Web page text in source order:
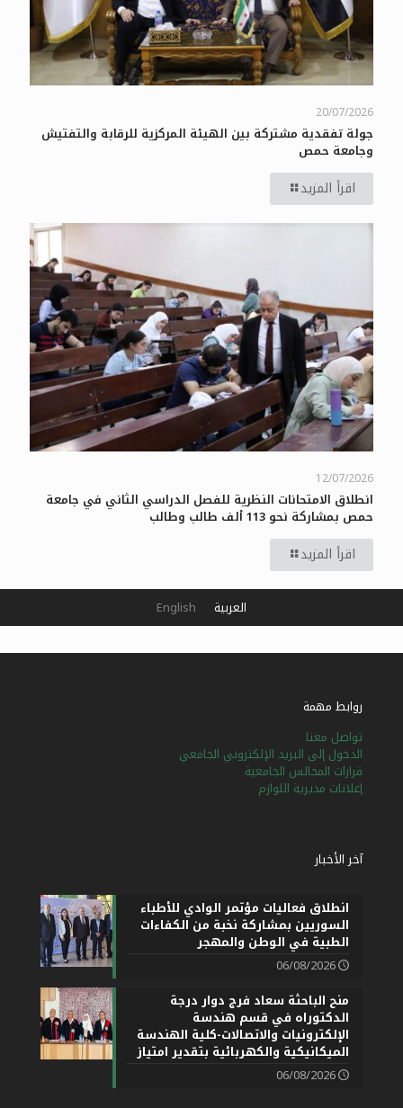
20/07/2026
جولة تفقدية مشتركة بين الهيئة المركزية للرقابة والتفتيش
وجامعة حمص
اقرأ المزيد
12/07/2026
انطلاق الامتحانات النظرية للفصل الدراسي الثاني في جامعة
حمص بمشاركة نحو 113 ألف طالب وطالب
اقرأ المزيد
روابط مهمة
تواصل معنا
الدخول إلى البريد الإلكتروني الجامعي
قرارات المجالس الجامعية
إعلانات مديرية اللوازم
آخر الأخبار
انطلاق فعاليات مؤتمر الوادي للأطباء
السوريين بمشاركة نخبة من الكفاءات
الطبية في الوطن والمهجر
06/08/2026
منح الباحثة سعاد فرج دوار درجة
الدكتوراه في قسم هندسة
الإلكترونيات والاتصالات-كلية الهندسة
الميكانيكية والكهربائية بتقدير امتياز
06/08/2026
العربية English